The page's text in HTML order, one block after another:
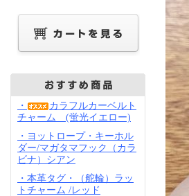
・
カラフルカーベルト
チャーム (蛍光イエロー)
・ヨットロープ・キーホル
ダー/マガタマフック（カラ
ビナ）シアン
・本革タグ・（舵輪）ラッ
トチャーム /レッド